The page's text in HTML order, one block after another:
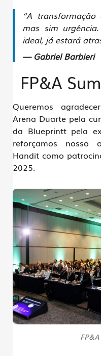
“A
mas sim
ideal, já estará
— Gabriel Barbieri
FP&A
Queremos
Arena Duarte pela
da Blueprinttpela
reforçamos nosso
Handit como
2025.